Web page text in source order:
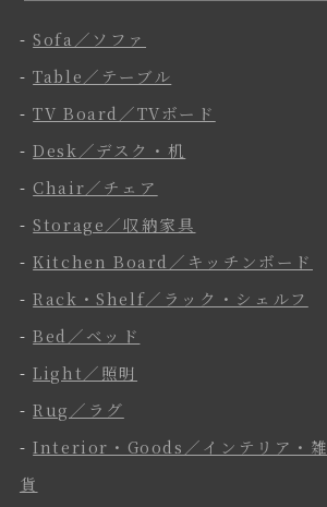
-Sofa／ソファ
-Table／テーブル
-TV Board／TVボード
-Desk／デスク・机
- Chair／チェア
-Storage／収納家具
-Kitchen Board／キッチンボード
-Rack・Shelf／ラック・シェルフ
-Bed／ベッド
-Light／照明
-Rug／ラグ
-Interior・Goods／インテリア・雑
貨